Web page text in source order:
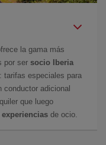
la gama más
por ser socio Iberia
especiales para
adicional
que luego
de ocio.